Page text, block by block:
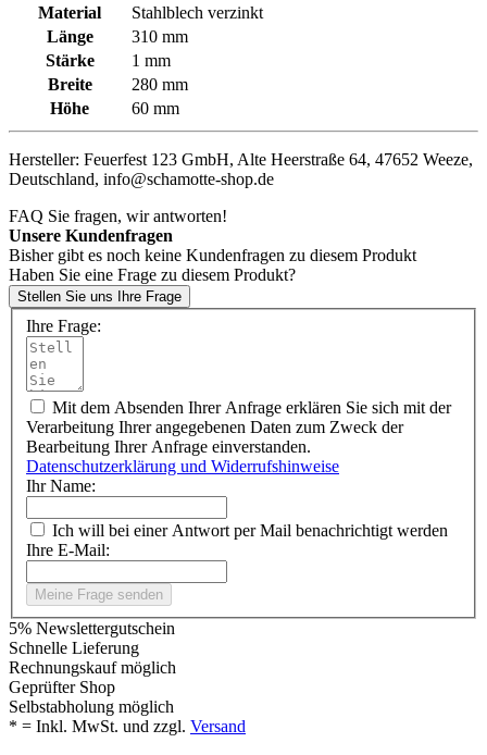
Material
Stahlblech verzinkt
Länge
310 mm
Stärke
1 mm
Breite
280 mm
Höhe
60 mm
Hersteller: Feuerfest 123 GmbH, Alte Heerstraße 64, 47652 Weeze,
Deutschland, info@schamotte-shop.de
FAQ Sie fragen, wir antworten!
Unsere Kundenfragen
Bisher gibt es noch keine Kundenfragen zu diesem Produkt
Haben Sie eine Frage zu diesem Produkt?
Stellen Sie uns Ihre Frage
Ihre Frage:
Mit dem Absenden Ihrer Anfrage erklären Sie sich mit der
Verarbeitung Ihrer angegebenen Daten zum Zweck der
Bearbeitung Ihrer Anfrage einverstanden.
Datenschutzerklärung und Widerrufshinweise
Ihr Name:
Ich will bei einer Antwort per Mail benachrichtigt werden
Ihre E-Mail:
Meine Frage senden
5% Newslettergutschein
Schnelle Lieferung
Rechnungskauf möglich
Geprüfter Shop
Selbstabholung möglich
* = Inkl. MwSt. und zzgl. Versand